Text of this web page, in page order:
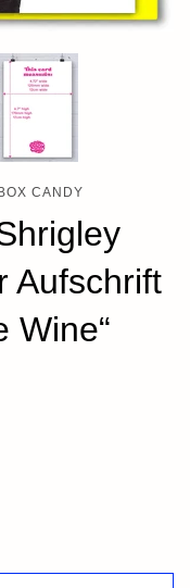
CANDY
Aufschrift
Wine“